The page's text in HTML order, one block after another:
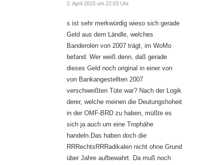
2. April 2015 um 22:03 Uhr
s ist sehr merkwürdig wieso sich gerade
Geld aus dem Ländle, welches
Banderolen von 2007 trägt, im WoMo
befand. Wer weiß denn, daß gerade
dieses Geld noch original in einer von
von Bankangestellten 2007
verschweißten Tüte war? Nach der Logik
derer, welche meinen die Deutungshoheit
in der OMF-BRD zu haben, müßte es
sich ja auch um eine Trophähe
handeln.Das haben doch die
RRRechtsRRRadikalen nicht ohne Grund
über Jahre aufbewahrt. Da muß noch